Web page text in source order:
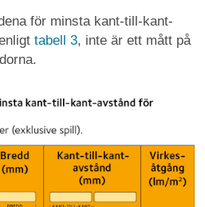
för minsta kant-till-kant-
tabell 3, inte är ett mått på